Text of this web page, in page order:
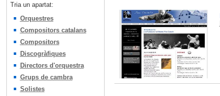
Tria un apartat:
Orquestres
Compositors catalans
Compositors
Discogràfiques
Directors d'orquestra
Grups de cambra
Solistes